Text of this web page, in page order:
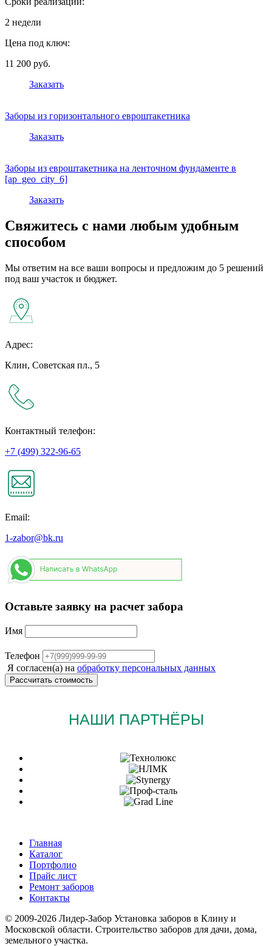
2 недели
Цена под ключ:
11 200 руб.
Заказать
Заборы из горизонтального евроштакетника
Заказать
Заборы из евроштакетника на ленточном фундаменте в
[ap_geo_city_6]
Заказать
Свяжитесь с нами любым удобным
способом
Мы ответим на все ваши вопросы и предложим до 5 решений
под ваш участок и бюджет.
Адрес:
Клин, Советская пл., 5
Контактный телефон:
+7 (499) 322-96-65
Email:
1-zabor@bk.ru
Оставьте заявку на расчет забора
Имя
Телефон
Я согласен(а) на обработку персональных данных
НАШИ ПАРТНЁРЫ
Главная
Каталог
Портфолио
Прайс лист
Ремонт заборов
Контакты
© 2009-2026 Лидер-Забор Установка заборов в Клину и
Московской области. Строительство заборов для дачи, дома,
земельного участка.